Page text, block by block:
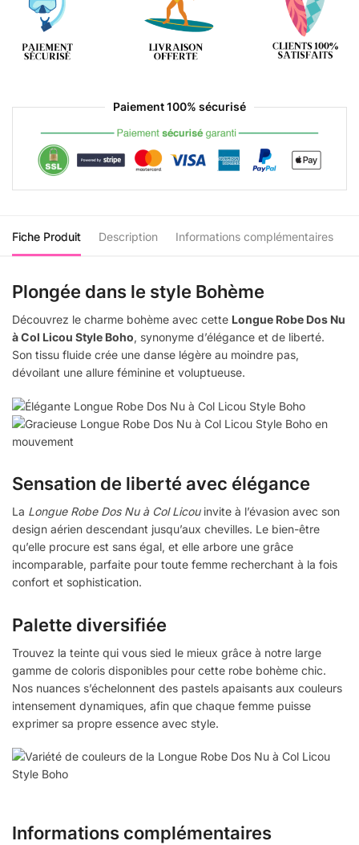
Paiement 100% sécurisé
Fiche Produit Description Informations complémentaires
Plongée dans le style Bohème
Découvrez le charme bohème avec cette Longue Robe Dos Nu
à Col Licou Style Boho, synonyme d’élégance et de liberté.
Son tissu fluide crée une danse légère au moindre pas,
dévoilant une allure féminine et voluptueuse.
Sensation de liberté avec élégance
La Longue Robe Dos Nu à Col Licouinvite à l’évasion avec son
design aérien descendant jusqu’aux chevilles. Le bien-être
qu’elle procure est sans égal, et elle arbore une grâce
incomparable, parfaite pour toute femme recherchant à la fois
confort et sophistication.
Palette diversifiée
Trouvez la teinte qui vous sied le mieux grâce à notre large
gamme de coloris disponibles pour cette robe bohème chic.
Nos nuances s’échelonnent des pastels apaisants aux couleurs
intensement dynamiques, afin que chaque femme puisse
exprimer sa propre essence avec style.
Informations complémentaires